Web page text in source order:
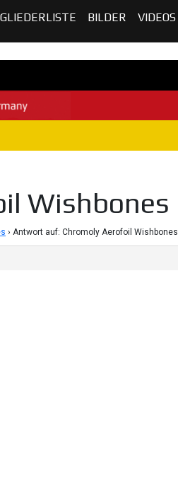
BILDER VIDEOS
Wishbones
› Antwort auf: Chromoly Aerofoil Wishbones